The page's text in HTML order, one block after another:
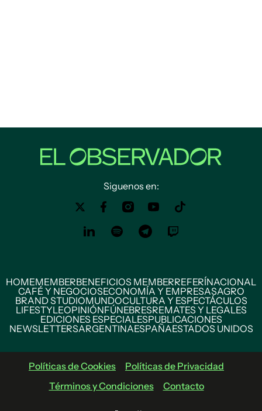
Siguenos en:
HOMEMEMBERBENEFICIOS MEMBERREFERÍNACIONAL
CAFÉ Y NEGOCIOSECONOMÍA Y EMPRESASAGRO
BRAND STUDIOMUNDOCULTURA Y ESPECTÁCULOS
LIFESTYLEOPINIÓNFÚNEBRESREMATES Y LEGALES
EDICIONES ESPECIALESPUBLICACIONES
NEWSLETTERSARGENTINAESPAÑAESTADOS UNIDOS
Políticas de Cookies
Políticas de Privacidad
Términos y Condiciones
Contacto